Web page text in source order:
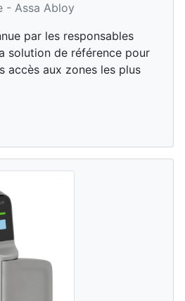
- Assa Abloy
par les responsables
solution de référence pour
accès aux zones les plus